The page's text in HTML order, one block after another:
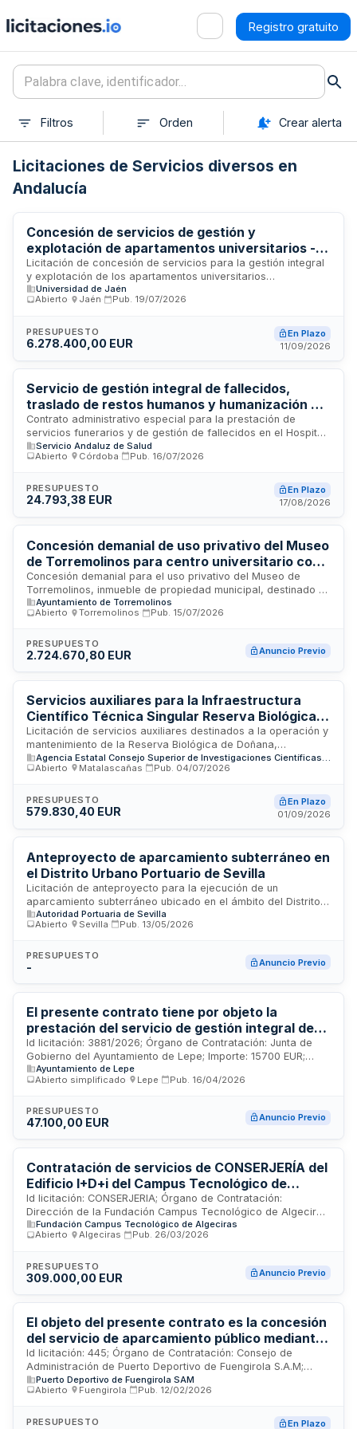
Registro gratuito
Filtros Orden Crear alerta
Licitaciones de Servicios diversos en
Andalucía
Concesión de servicios de gestión y
explotación de apartamentos universitarios -
Universidad de Jaén
Licitación de concesión de servicios para la gestión integral
y explotación de los apartamentos universitarios
dependientes de la Universidad de Jaén. El contrato
comprende la administración, mantenimiento, conservación y
al alojamiento de estudiantes y personal universitario. La
Universidad de Jaén, a través de su Rectorado, busca
alojamientos universitarios para optimizar la operatividad y
calidad de los servicios ofrecidos a la comunidad
académica.
Universidad de Jaén
Abierto
Jaén Pub. 19/07/2026
PRESUPUESTO
6.278.400,00 EUR
En Plazo
11/09/2026
Servicio de gestión integral de fallecidos,
traslado de restos humanos y humanización de
dependencias al final de la vida en el Hospital
Universitario Reina Sofía de Córdoba
Contrato administrativo especial para la prestación de
servicios funerarios y de gestión de fallecidos en el Hospital
Universitario Reina Sofía de Córdoba. El servicio incluye la
retirada, traslado y depósito de cadáveres e identificación
las dependencias destinadas al final de la vida del paciente.
Comprende además la atención integral al paciente fallecido
proceso de duelo. El Servicio Andaluz de Salud licita este
contrato para mejorar la calidad y dignidad de los servicios
relacionados con la defunción en el ámbito hospitalario.
Servicio Andaluz de Salud
Abierto
Córdoba Pub. 16/07/2026
PRESUPUESTO
24.793,38 EUR
En Plazo
17/08/2026
Concesión demanial de uso privativo del Museo
de Torremolinos para centro universitario con
destino docente
Concesión demanial para el uso privativo del Museo de
Torremolinos, inmueble de propiedad municipal, destinado a
la instalación y funcionamiento de un centro universitario con
fines docentes. El Ayuntamiento de Torremolinos licita esta
educativa superior utilice las instalaciones del museo como
espacio académico. La concesión implica derechos de
período establecido en las bases reguladoras, con
obligaciones de conservación y mantenimiento del
patrimonio municipal.
Ayuntamiento de Torremolinos
Abierto
Torremolinos Pub. 15/07/2026
PRESUPUESTO
2.724.670,80 EUR Anuncio Previo
Servicios auxiliares para la Infraestructura
Científico Técnica Singular Reserva Biológica
de Doñana del Consejo Superior de
Investigaciones Científicas
Licitación de servicios auxiliares destinados a la operación y
mantenimiento de la Reserva Biológica de Doñana,
infraestructura científico técnica singular del Consejo
Superior de Investigaciones Científicas ubicada en
apoyo técnico y administrativo necesarios para el
funcionamiento cotidiano de esta estación biológica de
científicos y de conservación en uno de los humedales más
importantes de España.
Abierto
Matalascañas Pub. 04/07/2026
PRESUPUESTO
579.830,40 EUR
En Plazo
01/09/2026
Anteproyecto de aparcamiento subterráneo en
el Distrito Urbano Portuario de Sevilla
Licitación de anteproyecto para la ejecución de un
aparcamiento subterráneo ubicado en el ámbito del Distrito
Urbano Portuario de Sevilla. La Autoridad Portuaria de Sevilla
requiere los servicios de ingeniería y arquitectura necesarios
portuaria. Se trata de un contrato en fase de precontratación
destinado a desarrollar los estudios y diseños preliminares
constructivas del futuro estacionamiento subterráneo en la
zona portuaria sevillana.
Autoridad Portuaria de Sevilla
Abierto
Sevilla Pub. 13/05/2026
PRESUPUESTO
- Anuncio Previo
El presente contrato tiene por objeto la
prestación del servicio de gestión integral de
équidos en el término municipal de Lepe, a fin
de atender las necesidades derivadas de las
competencias municipales en materia de
Id licitación: 3881/2026; Órgano de Contratación: Junta de
Gobierno del Ayuntamiento de Lepe; Importe: 15700 EUR;
Estado: PRE
Ayuntamiento de Lepe
Abierto simplificado
Lepe Pub. 16/04/2026
PRESUPUESTO
47.100,00 EUR Anuncio Previo
Contratación de servicios de CONSERJERÍA del
Edificio I+D+i del Campus Tecnológico de
Algeciras, por procedimiento abierto sujeto a
regulación armonizada.
Id licitación: CONSERJERIA; Órgano de Contratación:
Dirección de la Fundación Campus Tecnológico de Algeciras;
Importe: 0 EUR; Estado: PRE
Fundación Campus Tecnológico de Algeciras
Abierto
Algeciras Pub. 26/03/2026
PRESUPUESTO
309.000,00 EUR Anuncio Previo
El objeto del presente contrato es la concesión
del servicio de aparcamiento público mediante
la cesión de la explotación de la parcela
destinada a tal uso ubicada en el Puerto
Deportivo de Fuengirola.
Id licitación: 445; Órgano de Contratación: Consejo de
Administración de Puerto Deportivo de Fuengirola S.A.M;
Importe: 44000 EUR; Estado: PUB
Puerto Deportivo de Fuengirola SAM
Abierto
Fuengirola Pub. 12/02/2026
PRESUPUESTO En Plazo